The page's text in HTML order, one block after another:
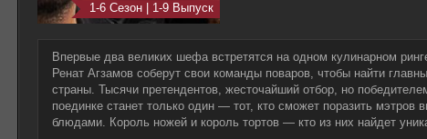
1-6 Сезон | 1-9 Выпуск
Впервые два великих шефа встретятся на одном кулинарном
Ренат Агзамов соберут свои команды поваров, чтобы найти
страны. Тысячи претендентов, жесточайший отбор, но
поединке станет только один — тот, кто сможет поразить мэтров
блюдами. Король ножей и король тортов — кто из них найдет